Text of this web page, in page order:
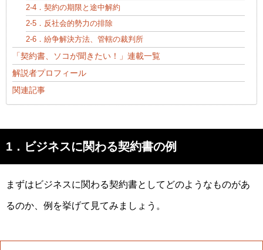
2-4．契約の期限と途中解約
2-5．反社会的勢力の排除
2-6．紛争解決方法、管轄の裁判所
「契約書、ソコが聞きたい！」連載一覧
解説者プロフィール
関連記事
1．ビジネスに関わる契約書の例
まずはビジネスに関わる契約書としてどのようなものがあ
るのか、例を挙げて見てみましょう。